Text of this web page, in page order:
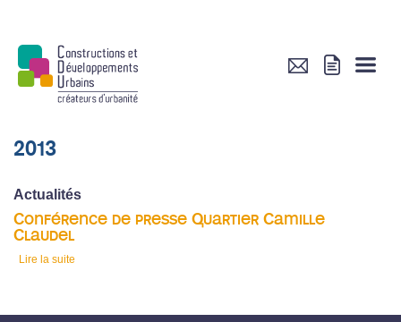
2013
Actualités
Conférence de presse Quartier Camille
Claudel
Lire la suite